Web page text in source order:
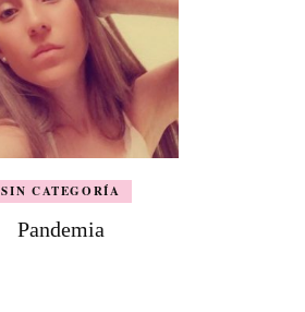
SIN CATEGORÍA
Pandemia